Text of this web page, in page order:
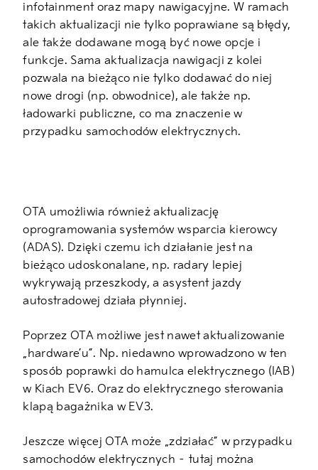
infotainment oraz mapy nawigacyjne. W ramach
takich aktualizacji nie tylko poprawiane są błędy,
ale także dodawane mogą być nowe opcje i
funkcje. Sama aktualizacja nawigacji z kolei
pozwala na bieżąco nie tylko dodawać do niej
nowe drogi (np. obwodnice), ale także np.
ładowarki publiczne, co ma znaczenie w
przypadku samochodów elektrycznych.
OTA umożliwia również aktualizację
oprogramowania systemów wsparcia kierowcy
(ADAS). Dzięki czemu ich działanie jest na
bieżąco udoskonalane, np. radary lepiej
wykrywają przeszkody, a asystent jazdy
autostradowej działa płynniej.
Poprzez OTA możliwe jest nawet aktualizowanie
„hardware’u”. Np. niedawno wprowadzono w ten
sposób poprawki do hamulca elektrycznego (IAB)
w Kiach EV6. Oraz do elektrycznego sterowania
klapą bagażnika w EV3.
Jeszcze więcej OTA może „zdziałać” w przypadku
samochodów elektrycznych – tutaj można